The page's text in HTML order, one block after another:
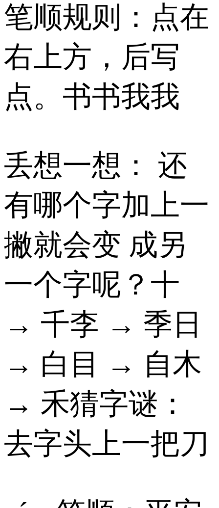
笔顺规则：点在
右上方，后写
点。书书我我
丢想一想： 还
有哪个字加上一
撇就会变 成另
一个字呢？十
→ 千李 → 季日
→ 白目 → 自木
→ 禾猜字谜：
去字头上一把刀